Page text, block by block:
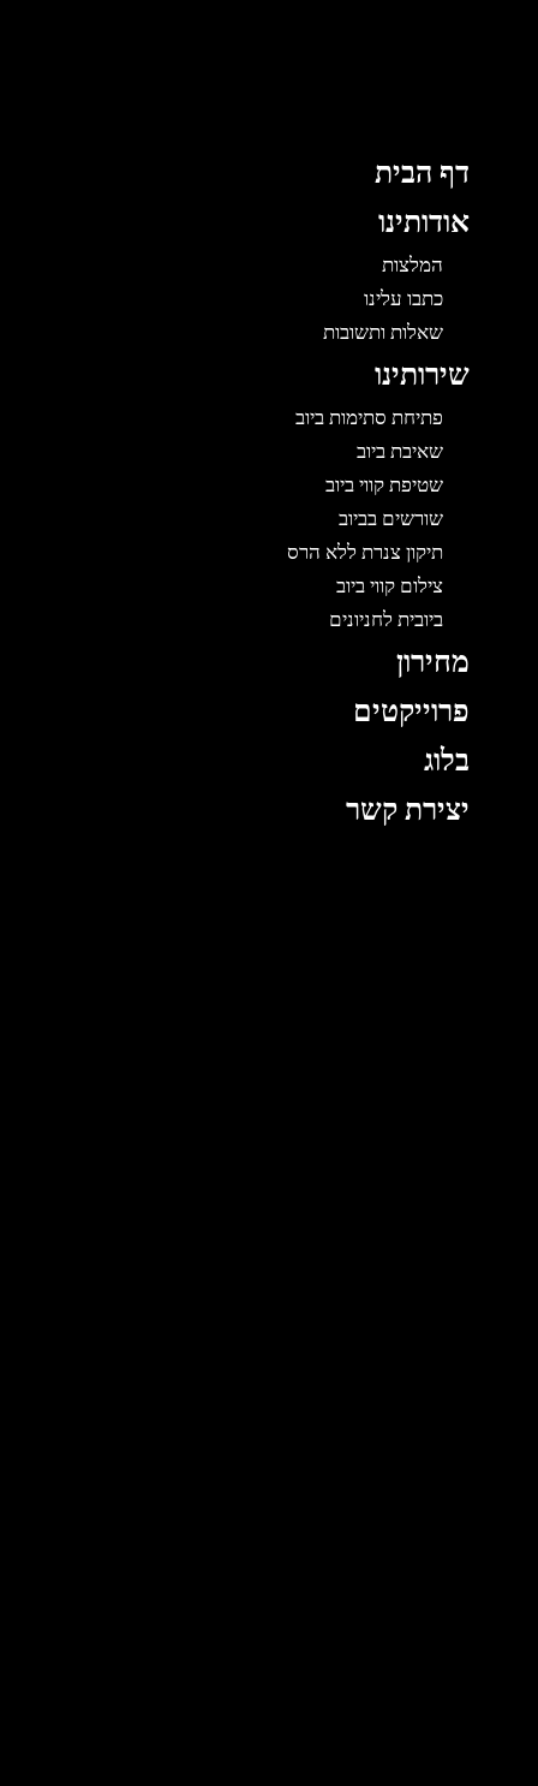
דף הבית
אודותינו
המלצות
כתבו עלינו
שאלות ותשובות
שירותינו
פתיחת סתימות ביוב
שאיבת ביוב
שטיפת קווי ביוב
שורשים בביוב
תיקון צנרת ללא הרס
צילום קווי ביוב
ביובית לחניונים
מחירון
פרוייקטים
בלוג
יצירת קשר